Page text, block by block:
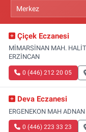
Çiçek Eczanesi
MİMARSİNAN MAH.
ERZİNCAN
0 (446) 212 20 05
Deva Eczanesi
ERGENEKON MAH
0 (446) 223 33 23